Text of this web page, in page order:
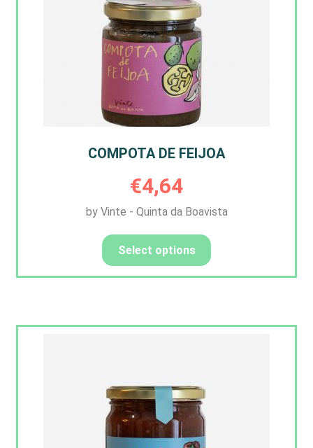
COMPOTA DE FEIJOA
€4,64
by Vinte - Quinta da Boavista
Select options